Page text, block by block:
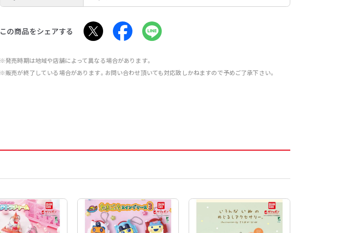
この商品をシェアする
※発売時期は地域や店舗によって異なる場合があります。
※販売が終了している場合があります。お問い合わせ頂いても対応致しかねますので予めご了承下さい。